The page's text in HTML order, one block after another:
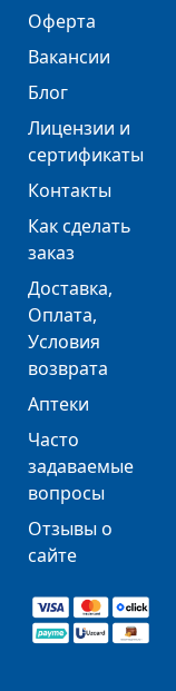
Оферта
Вакансии
Блог
Лицензии и
сертификаты
Контакты
Как сделать
заказ
Доставка,
Оплата,
Условия
возврата
Аптеки
Часто
задаваемые
вопросы
Отзывы о
сайте